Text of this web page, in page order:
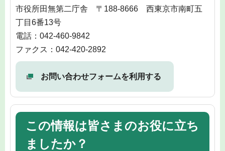
市役所田無第二庁舎 〒188-8666 西東京市南町五
丁目6番13号
電話：042-460-9842
ファクス：042-420-2892
お問い合わせフォームを利用する
この情報は皆さまのお役に立ち
ましたか？